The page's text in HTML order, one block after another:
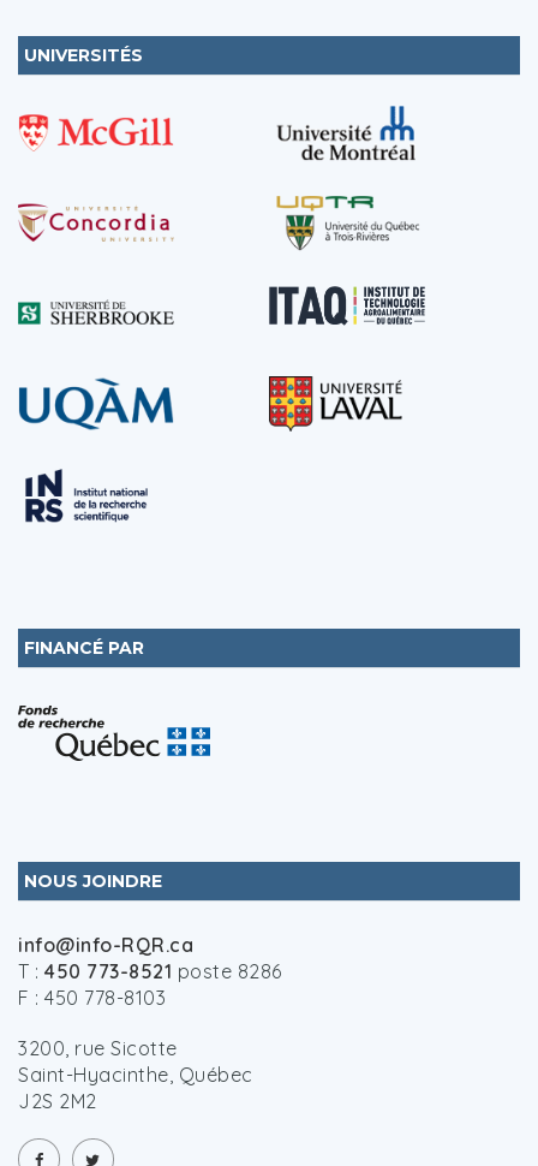
UNIVERSITÉS
FINANCÉ PAR
NOUS JOINDRE
info@info-RQR.ca
T : 450 773-8521 poste 8286
F : 450 778-8103
3200, rue Sicotte
Saint-Hyacinthe, Québec
J2S 2M2